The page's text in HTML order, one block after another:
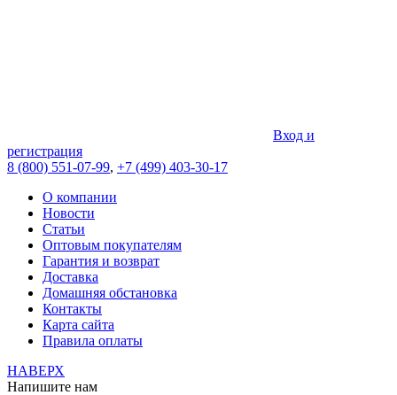
Вход и
регистрация
8 (800) 551-07-99, +7 (499) 403-30-17
О компании
Новости
Статьи
Оптовым покупателям
Гарантия и возврат
Доставка
Домашняя обстановка
Контакты
Карта сайта
Правила оплаты
НАВЕРХ
Напишите нам